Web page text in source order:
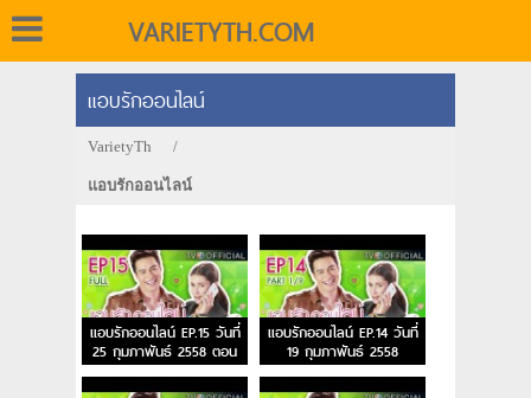
VARIETYTH.COM
แอบรักออนไลน์
VarietyTh /
แอบรักออนไลน์
แอบรักออนไลน์ EP.15 วันที่
25 กุมภาพันธ์ 2558 ตอน
อวนสาน
แอบรักออนไลน์ EP.14 วันที่
19 กุมภาพันธ์ 2558